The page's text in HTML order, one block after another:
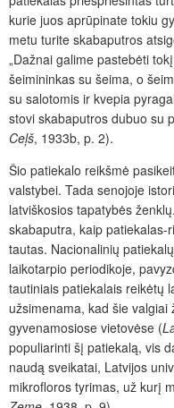
kurie juos aprūpinate tokiu
metu turite skabaputros
„Dažnai galime pastebėti
šeimininkas su šeima, o
su salotomis ir kvepia
stovi skabaputros dubuo su
Ceļš, 1933b, p. 2).
Šio patiekalo reikšmė
valstybei. Tada senojoje
latviškosios tapatybės
skabaputra, kaip patiekalas-
tautas. Nacionalinių
laikotarpio periodikoje,
tautiniais patiekalais reikėtų
užsimenama, kad šie
gyvenamosiose vietovėse (
populiarinti šį patiekalą, vis
naudą sveikatai, Latvijos
mikrofloros tyrimas, už kurį